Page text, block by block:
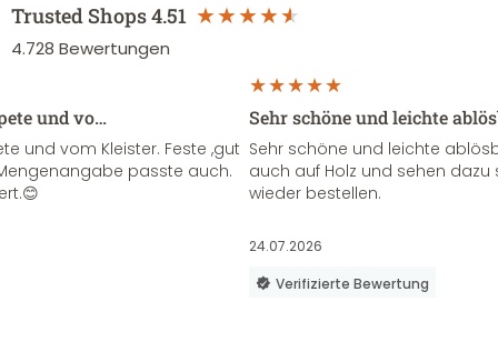
Trusted Shops4.51
4.728 Bewertungen
und vo…
und vom Kleister. Feste ,gut
passte auch.
Sehr schöne und leichte
Sehr schöne und leichte
auch auf Holz und sehen
wieder bestellen.
24.07.2026
Verifizierte Bewertung